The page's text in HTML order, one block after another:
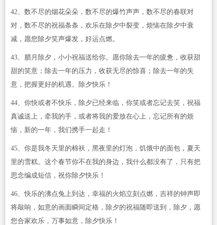
42、数不尽的烟花朵朵，数不尽的爆竹声声，数不尽的春联对
对，数不尽的祝福条条，欢乐在除夕中裂变，烦恼在除夕中衰
减，愿您除夕笑声爆发，好运点燃。
43、腊月除夕，小小祝福送给你。愿你除去一年的疲惫，收获甜
甜的笑意；除去一年的压力，收获无尽的惊喜；除去一年的失
意，把握更好的机遇。除夕快乐！
44、你快或者不快乐，除夕已经来临，你笑或者忘记去笑，祝福
真诚送上，牵我的手，或者将我的爱放在心上，忘记所有的烦
恼，新的一年，我们携手一起走！
45、你是我冬天里的棉袄，黑夜里的灯泡，饥饿中的面包，夏天
里的雪糕。这个春节你不在我的身边，我什么都没有了，只有把
思念编成短信，祝你除夕快乐！
46、快乐的沸点兔上到达，幸福的火焰立刻点燃，吉祥的钟声即
将敲响，如意的画面瞬间定格，除夕的祝福随即送到，除夕，愿
您合家欢乐，万事如意，除夕快乐！